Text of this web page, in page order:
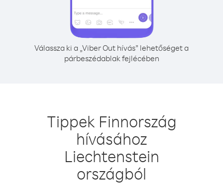
Válassza ki a „Viber Out hívás” lehetőséget a
párbeszédablak fejlécében
Tippek Finnország
hívásához
Liechtenstein
országból